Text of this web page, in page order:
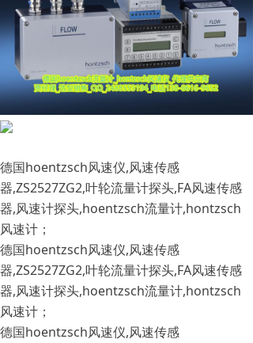
德国hoentzsch风速仪,风速传感
器,ZS2527ZG2,叶轮流量计探头,FA风速传感
器,风速计探头,hoentzsch流量计,hontzsch
风速计；
德国hoentzsch风速仪,风速传感
器,ZS2527ZG2,叶轮流量计探头,FA风速传感
器,风速计探头,hoentzsch流量计,hontzsch
风速计；
德国hoentzsch风速仪,风速传感